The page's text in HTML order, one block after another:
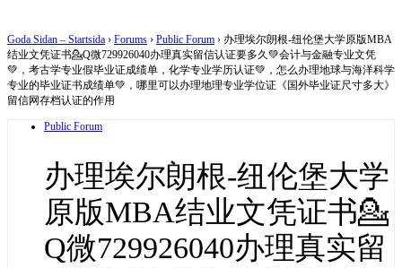
Goda Sidan – Startsida › Forums › Public Forum › 办理埃尔朗根-纽伦堡大学原版MBA
结业文凭证书💁Q微729926040办理真实留信认证要多久💚会计与金融专业文凭
💚，考古学专业假毕业证成绩单，化学专业学历认证💚，怎么办理地球与海洋科学
专业的毕业证书成绩单💚，哪里可以办理地理专业学位证《国外毕业证尺寸多大》
留信网存档认证的作用
Public Forum
办理埃尔朗根-纽伦堡大学
原版MBA结业文凭证书💁
Q微729926040办理真实留